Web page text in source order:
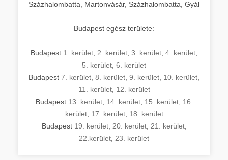
Százhalombatta, Martonvásár, Százhalombatta, Gyál
Budapest egész területe:
Budapest 1. kerület 2. kerület 3. kerület 4. kerület
5. kerület 6. kerület
Budapest 7. kerület 8. kerület 9. kerület 10. kerület
11. kerület, 12. kerület
Budapest 13. kerület, 14. kerület, 15. kerület, 16.
kerület, 17. kerület, 18. kerület
Budapest 19. kerület, 20. kerület, 21. kerület,
22.kerület 23. kerület